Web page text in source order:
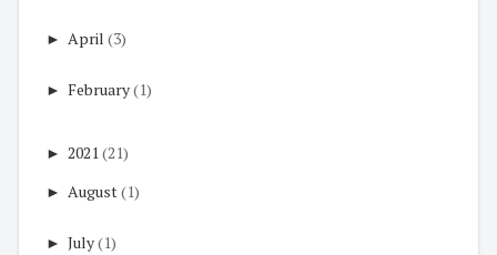
► April (3)
► February(1)
► 2021 (21)
► August(1)
► July(1)